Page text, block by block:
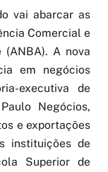
vai abarcar as
Comercial e
A nova
em negócios
executiva de
Negócios,
e exportações
instituições de
Superior de